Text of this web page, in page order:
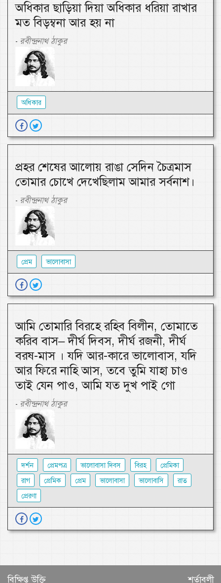
অধিকার ছাড়িয়া দিয়া অধিকার ধরিয়া রাখার
মত বিড়ম্বনা আর হয় না
- রবীন্দ্রনাথ ঠাকুর
অধিকার
প্রহর শেষের আলোয় রাঙা সেদিন চৈত্রমাস
তোমার চোখে দেখেছিলাম আমার সর্বনাশ।
- রবীন্দ্রনাথ ঠাকুর
প্রেম ভালোবাসা
আমি তোমারি বিরহে রহিব বিলীন, তোমাতে
করিব বাস– দীর্ঘ দিবস, দীর্ঘ রজনী, দীর্ঘ
বরষ-মাস । যদি আর-কারে ভালোবাস, যদি
আর ফিরে নাহি আস, তবে তুমি যাহা চাও
তাই যেন পাও, আমি যত দুখ পাই গো
- রবীন্দ্রনাথ ঠাকুর
দর্শন প্রেমপত্র ভালোবাসা দিবস বিরহ
প্রেমিকা
রাগ
প্রেমিক প্রেম ভালোবাসা ভালোবাসি
রাত
প্রেরণা
বিক্ষিপ্ত উক্তি শর্তাবলী